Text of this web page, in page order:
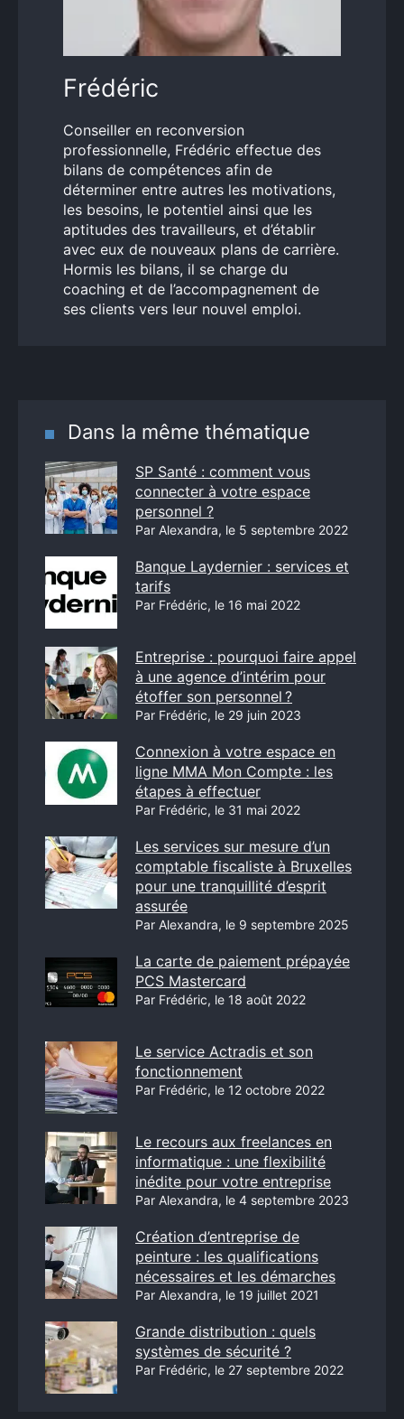
Frédéric
Conseiller en reconversion
professionnelle, Frédéric effectue des
bilans de compétences afin de
déterminer entre autres les motivations,
les besoins, le potentiel ainsi que les
aptitudes des travailleurs, et d’établir
avec eux de nouveaux plans de carrière.
Hormis les bilans, il se charge du
coaching et de l’accompagnement de
ses clients vers leur nouvel emploi.
Dans la même thématique
SP Santé : comment vous
connecter à votre espace
personnel ?
Par Alexandra, le 5 septembre 2022
Banque Laydernier : services et
tarifs
Par Frédéric, le 16 mai 2022
Entreprise : pourquoi faire appel
à une agence d’intérim pour
étoffer son personnel ?
Par Frédéric, le 29 juin 2023
Connexion à votre espace en
ligne MMA Mon Compte : les
étapes à effectuer
Par Frédéric, le 31 mai 2022
Les services sur mesure d’un
comptable fiscaliste à Bruxelles
pour une tranquillité d’esprit
assurée
Par Alexandra, le 9 septembre 2025
La carte de paiement prépayée
PCS Mastercard
Par Frédéric, le 18 août 2022
Le service Actradis et son
fonctionnement
Par Frédéric, le 12 octobre 2022
Le recours aux freelances en
informatique : une flexibilité
inédite pour votre entreprise
Par Alexandra, le 4 septembre 2023
Création d’entreprise de
peinture : les qualifications
nécessaires et les démarches
Par Alexandra, le 19 juillet 2021
Grande distribution : quels
systèmes de sécurité ?
Par Frédéric, le 27 septembre 2022